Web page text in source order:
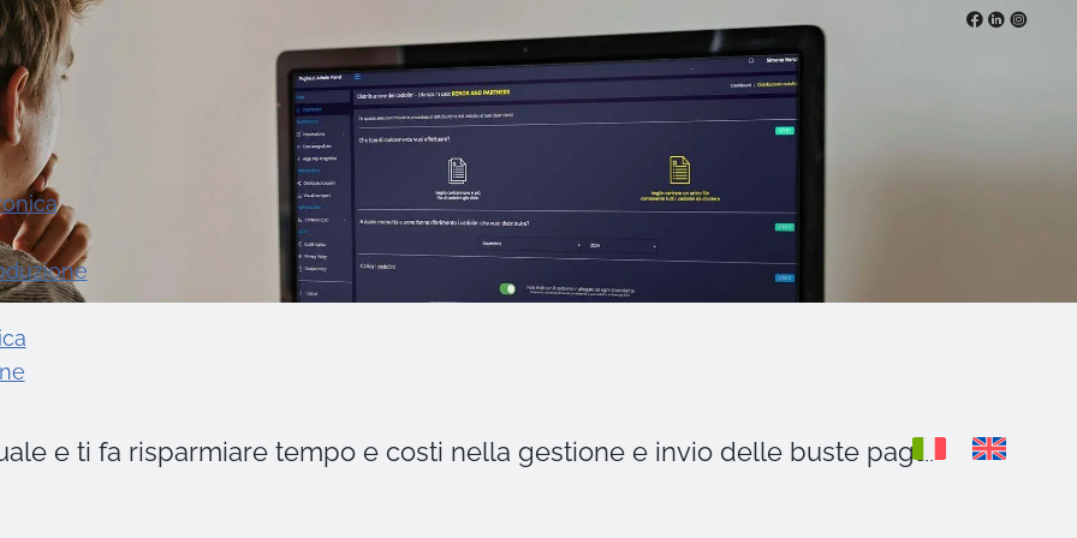
e ti fa risparmiare tempo e costi nella gestione e invio delle buste paga.